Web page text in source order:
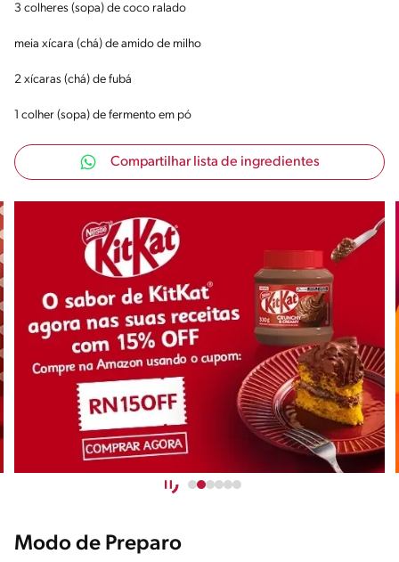
3 colheres (sopa) de coco ralado
meia xícara (chá) de amido de milho
2 xícaras (chá) de fubá
1 colher (sopa) de fermento em pó
Compartilhar lista de ingredientes
Modo de Preparo